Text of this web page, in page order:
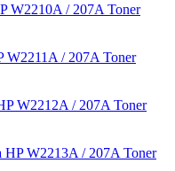
W2210A / 207A Toner
W2211A / 207A Toner
W2212A / 207A Toner
HP W2213A / 207A Toner